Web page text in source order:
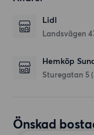
Lidl
Landsvägen
Hemköp
Sturegatan 5
Önskad